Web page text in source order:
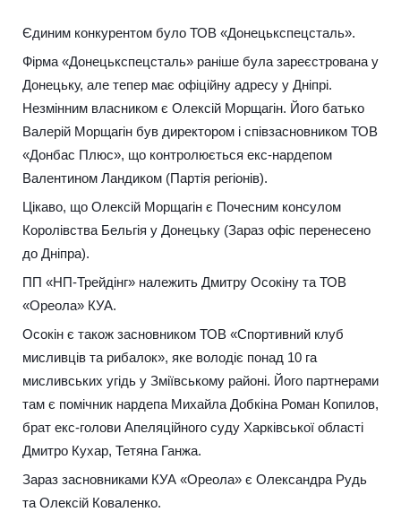
Єдиним конкурентом було ТОВ «Донецькспецсталь».
Фірма «Донецькспецсталь» раніше була зареєстрована у
Донецьку, але тепер має офіційну адресу у Дніпрі.
Незмінним власником є Олексій Морщагін. Його батько
Валерій Морщагін був директором і співзасновником ТОВ
«Донбас Плюс», що контролюється екс-нардепом
Валентином Ландиком (Партія регіонів).
Цікаво, що Олексій Морщагін є Почесним консулом
Королівства Бельгія у Донецьку (Зараз офіс перенесено
до Дніпра).
ПП «НП-Трейдінг» належить Дмитру Осокіну та ТОВ
«Ореола» КУА.
Осокін є також засновником ТОВ «Спортивний клуб
мисливців та рибалок», яке володіє понад 10 га
мисливських угідь у Зміївському районі. Його партнерами
там є помічник нардепа Михайла Добкіна Роман Копилов,
брат екс-голови Апеляційного суду Харківської області
Дмитро Кухар, Тетяна Ганжа.
Зараз засновниками КУА «Ореола» є Олександра Рудь
та Олексій Коваленко.